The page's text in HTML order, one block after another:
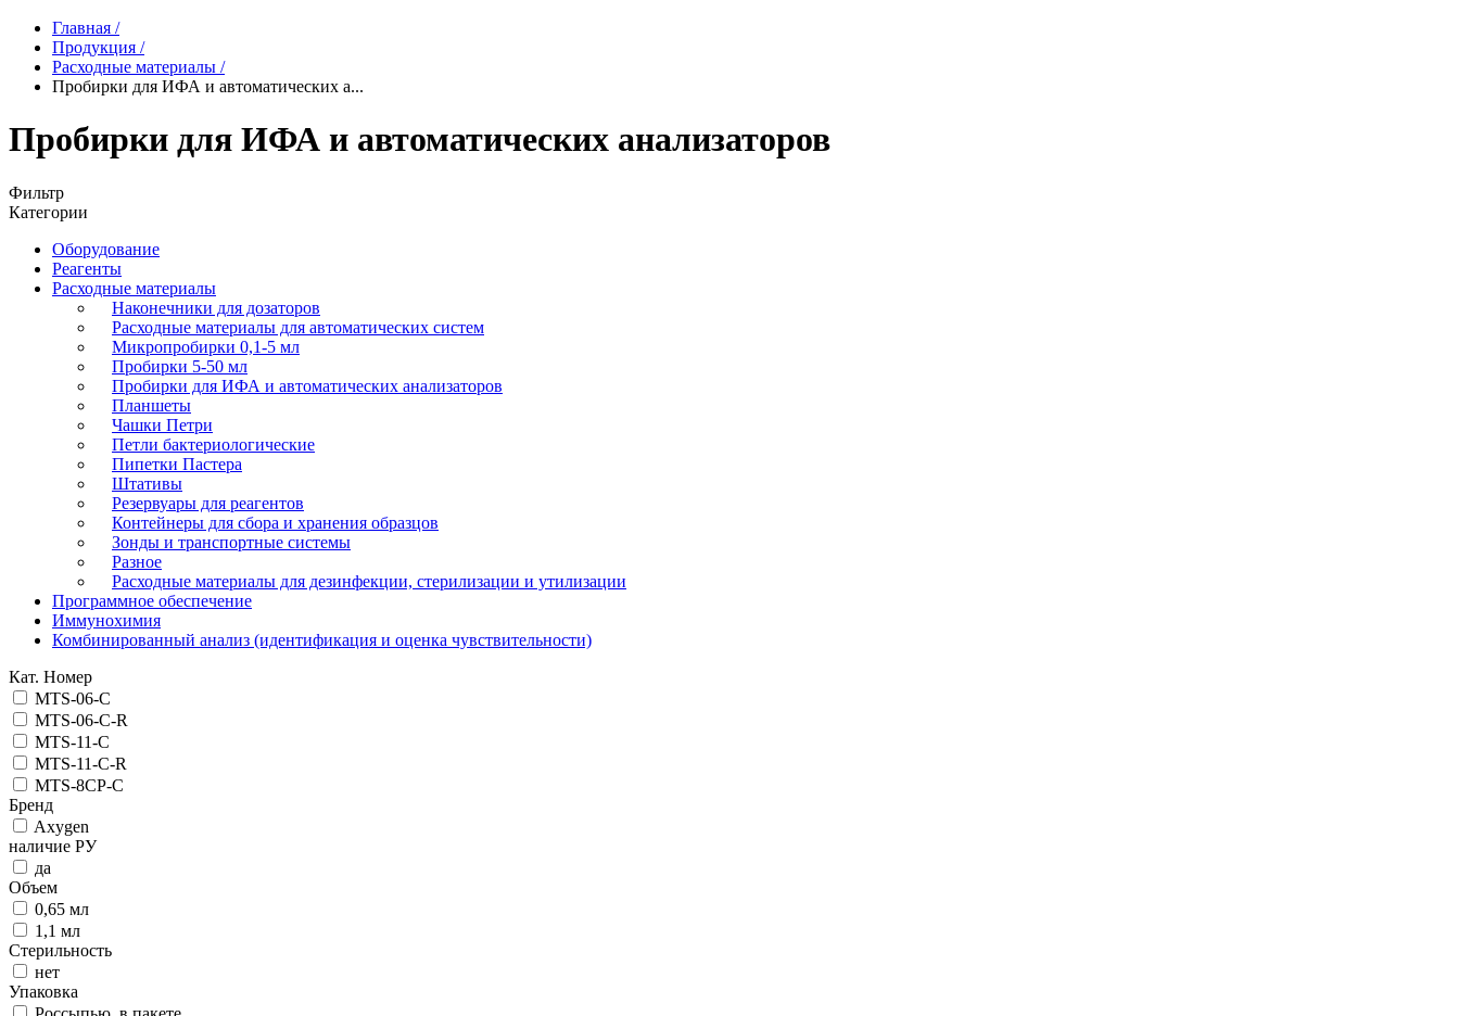
Главная /
Продукция /
Расходные материалы /
Пробирки для ИФА и автоматических а...
Пробирки для ИФА и автоматических анализаторов
Фильтр
Категории
Оборудование
Реагенты
Расходные материалы
Наконечники для дозаторов
Расходные материалы для автоматических систем
Микропробирки 0,1-5 мл
Пробирки 5-50 мл
Пробирки для ИФА и автоматических анализаторов
Планшеты
Чашки Петри
Петли бактериологические
Пипетки Пастера
Штативы
Резервуары для реагентов
Контейнеры для сбора и хранения образцов
Зонды и транспортные системы
Разное
Расходные материалы для дезинфекции, стерилизации и утилизации
Программное обеспечение
Иммунохимия
Комбинированный анализ (идентификация и оценка чувствительности)
Кат. Номер
MTS-06-C
MTS-06-C-R
MTS-11-C
MTS-11-C-R
MTS-8CP-C
Бренд
Axygen
наличие РУ
да
Объем
0,65 мл
1,1 мл
Стерильность
нет
Упаковка